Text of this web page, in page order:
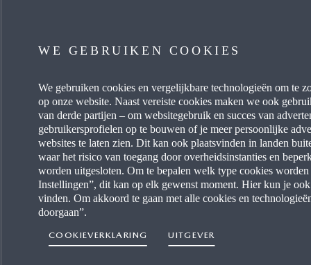
HANDLEIDINGEN
HISTORISCHE PRIJZEN
VIND EEN DEALER
WE GEBRUIKEN COOKIES
We gebruiken cookies en vergelijkbare technologieën om te
op onze website. Naast vereiste cookies maken we ook
van derde partijen – om websitegebruik en succes van
gebruikersprofielen op te bouwen of je meer persoonlijke
websites te laten zien. Dit kan ook plaatsvinden in landen
waar het risico van toegang door overheidsinstanties en
worden uitgesloten. Om te bepalen welk type cookies
Instellingen”, dit kan op elk gewenst moment. Hier kun je
vinden. Om akkoord te gaan met alle cookies en
doorgaan”.
COOKIEVERKLARING UITGEVER